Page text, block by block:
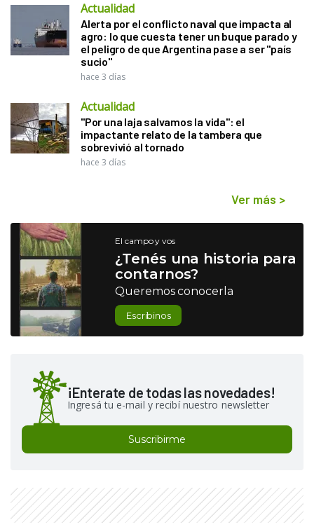
Actualidad
Alerta por el conflicto naval que impacta al
agro: lo que cuesta tener un buque parado y
el peligro de que Argentina pase a ser "país
sucio"
hace 3 días
Actualidad
"Por una laja salvamos la vida": el
impactante relato de la tambera que
sobrevivió al tornado
hace 3 días
Ver más >
El campo y vos
¿Tenés una historia para
contarnos?
Queremos conocerla
Escribinos
¡Enterate de todas las novedades!
Ingresá tu e-mail y recibí nuestro newsletter
Suscribirme